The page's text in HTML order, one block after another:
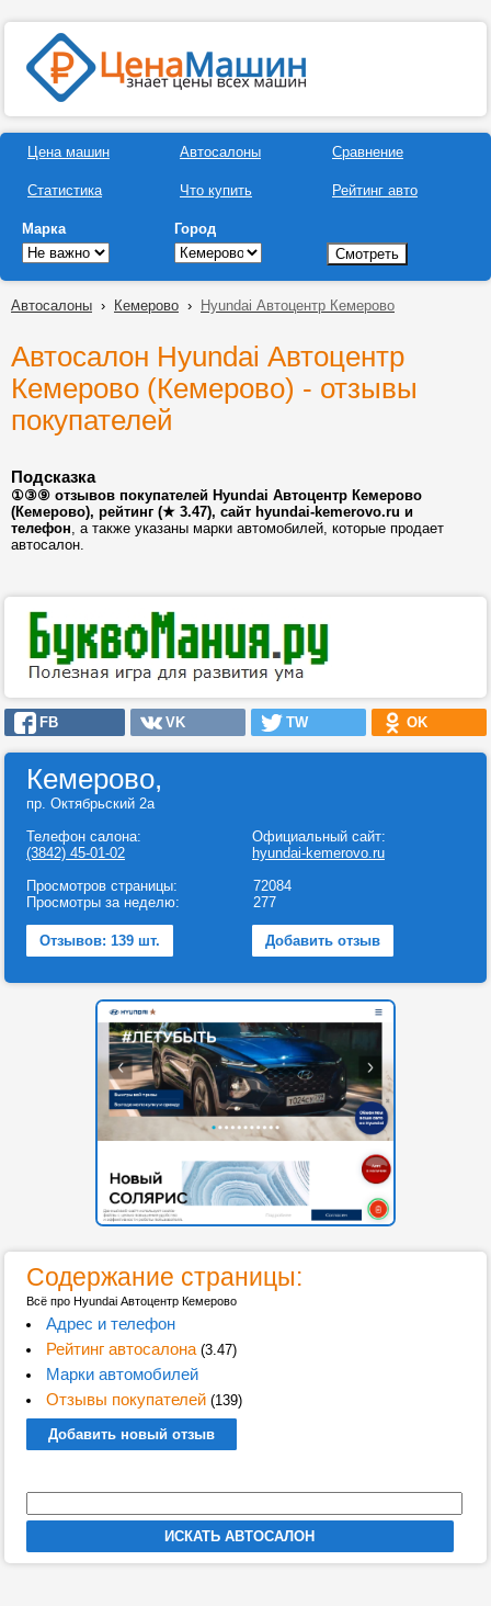
Цена машин
Статистика
Автосалоны
Что купить
Сравнение
Рейтинг авто
Марка Город
Автосалоны › Кемерово › Hyundai Автоцентр Кемерово
Автосалон Hyundai Автоцентр
Кемерово (Кемерово) - отзывы
покупателей
Подсказка
①③⑨ отзывов покупателей Hyundai Автоцентр Кемерово
(Кемерово), рейтинг (★ 3.47), сайт hyundai-kemerovo.ru и
телефон, а также указаны марки автомобилей, которые продает
автосалон.
FB VK TW OK
Кемерово,
пр. Октябрьский 2а
Телефон салона:
(3842) 45-01-02
Официальный сайт:
hyundai-kemerovo.ru
Просмотров страницы:
Просмотры за неделю:
72084
277
Отзывов: 139 шт. Добавить отзыв
Содержание страницы:
Всё про Hyundai Автоцентр Кемерово
Адрес и телефон
Рейтинг автосалона(3.47)
Марки автомобилей
Отзывы покупателей(139)
Добавить новый отзыв